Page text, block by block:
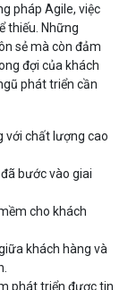
pháp Agile, việc
thiếu. Những
sẻ mà còn đảm
đợi của khách
phát triển cần
với chất lượng cao
bước vào giai
cho khách
khách hàng và
phát triển được tin